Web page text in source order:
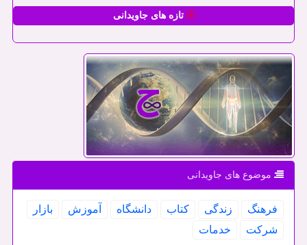
تازه های جاویدانی
موضوع های جاویدانی
فرهنگ زندگی كتاب دانشگاه آموزش
بازار
شركت
خدمات